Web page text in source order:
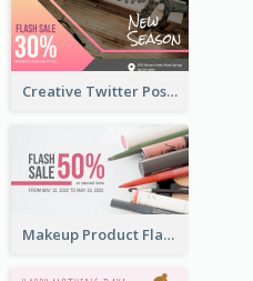
Creative Twitter Post
Makeup Product Flash Sale Twitter Post